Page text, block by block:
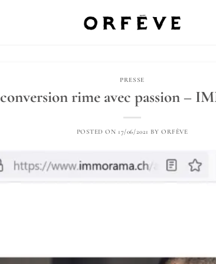
PRESSE
rime avec passion –
POSTED ON 17/06/2021 BYORFÈVE